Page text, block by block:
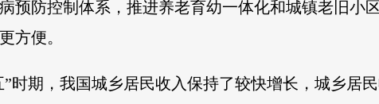
预防控制体系，推进养老育幼一体化和城镇老旧小
方便。
”时期，我国城乡居民收入保持了较快增长，城乡居